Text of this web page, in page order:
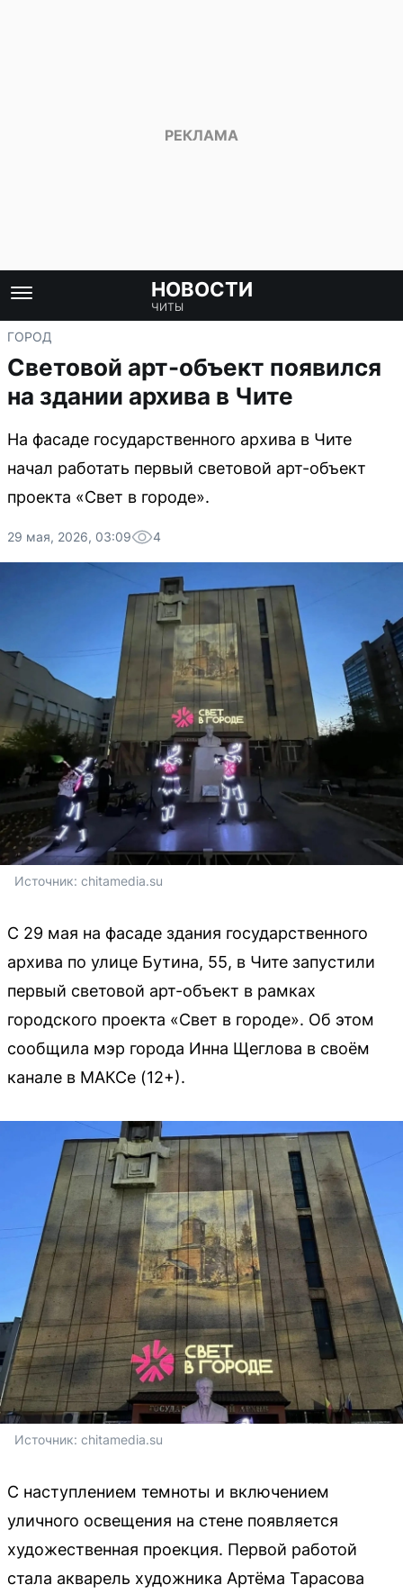
НОВОСТИ
ЧИТЫ
ГОРОД
Световой арт-объект появился
на здании архива в Чите
На фасаде государственного архива в Чите
начал работать первый световой арт-объект
проекта «Свет в городе».
29 мая, 2026, 03:09 4
Источник: chitamedia.su
С 29 мая на фасаде здания государственного
архива по улице Бутина, 55, в Чите запустили
первый световой арт-объект в рамках
городского проекта «Свет в городе». Об этом
сообщила мэр города Инна Щеглова в своём
канале в МАКСе (12+).
Источник: chitamedia.su
С наступлением темноты и включением
уличного освещения на стене появляется
художественная проекция. Первой работой
стала акварель художника Артёма Тарасова